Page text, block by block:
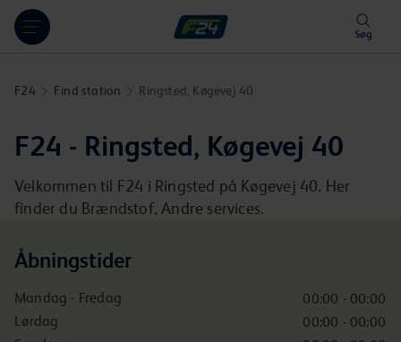
Hoppa över länk
Søg
F24 Find station Ringsted, Køgevej 40
F24 - Ringsted, Køgevej 40
Velkommen til F24 i Ringsted på Køgevej 40. Her
finder du Brændstof, Andre services.
Åbningstider
Mandag - Fredag
00:00 - 00:00
Lørdag
00:00 - 00:00